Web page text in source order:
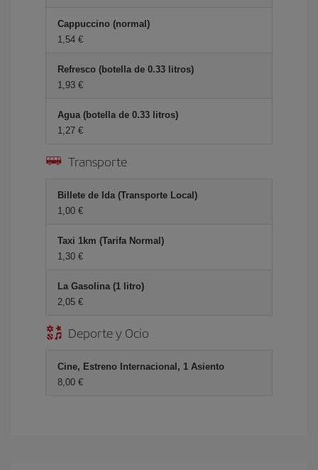
Cappuccino (normal)
1,54 €
Refresco (botella de 0.33 litros)
1,93 €
Agua (botella de 0.33 litros)
1,27 €
Transporte
Billete de Ida (Transporte Local)
1,00 €
Taxi 1km (Tarifa Normal)
1,30 €
La Gasolina (1 litro)
2,05 €
Deporte y Ocio
Cine, Estreno Internacional, 1 Asiento
8,00 €